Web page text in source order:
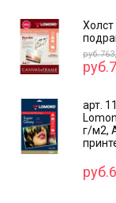
Холст
арт.
г/м2,